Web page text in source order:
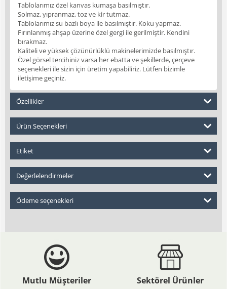
Tablolarımız özel kanvas kumaşa basılmıştır.
Solmaz, yıpranmaz, toz ve kir tutmaz.
Tablolarımız su bazlı boya ile basılmıştır. Koku yapmaz.
Fırınlanmış ahşap üzerine özel gergi ile gerilmiştir. Kendini
bırakmaz.
Kaliteli ve yüksek çözünürlüklü makinelerimizde basılmıştır.
Özel görsel tercihiniz varsa her ebatta ve şekillerde, çerçeve
seçenekleri ile sizin için üretim yapabiliriz. Lütfen bizimle
iletişime geçiniz.
Özellikler
Ürün Seçenekleri
Etiket
Değerlelendirmeler
Ödeme seçenekleri
Mutlu Müşteriler Sektörel Ürünler